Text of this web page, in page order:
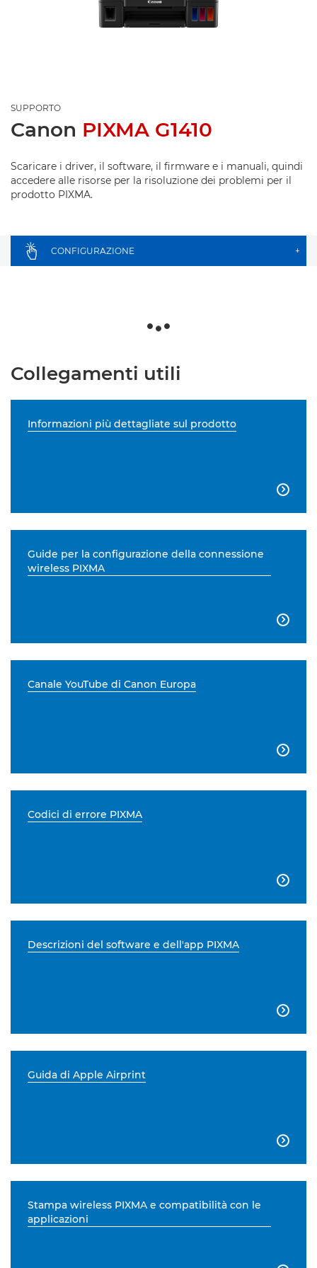
SUPPORTO
Canon PIXMA G1410
Scaricare i driver, il software, il firmware e i manuali, quindi
accedere alle risorse per la risoluzione dei problemi per il
prodotto PIXMA.
CONFIGURAZIONE +
Collegamenti utili
Informazioni più dettagliate sul prodotto

Guide per la configurazione della connessione
wireless PIXMA

Canale YouTube di Canon Europa

Codici di errore PIXMA

Descrizioni del software e dell'app PIXMA

Guida di Apple Airprint

Stampa wireless PIXMA e compatibilità con le
applicazioni